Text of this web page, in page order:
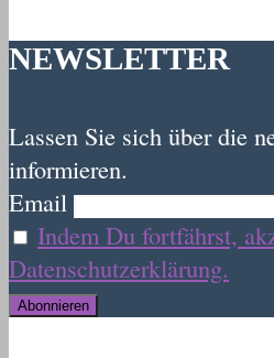
NEWSLETTER
Lassen Sie sich über die
informieren.
Email
Indem Du fortfährst,
Datenschutzerklärung.